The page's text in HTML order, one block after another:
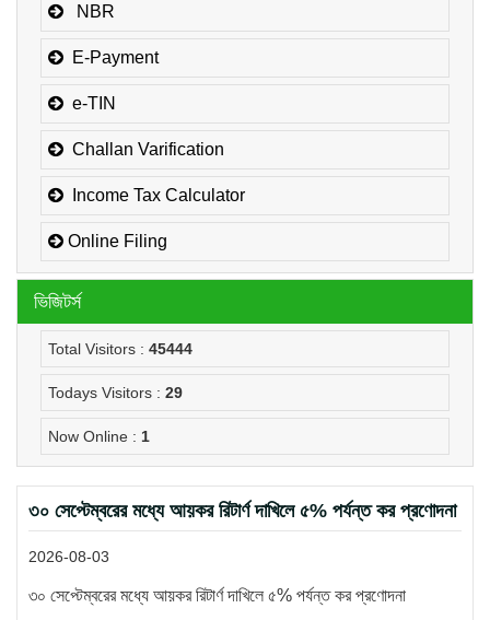
৩০ সেপ্টেম্বরের মধ্যে আয়কর রিটার্ণ দাখিলে ৫% পর্যন্ত কর প্রণোদনা
2026-08-03
৩০ সেপ্টেম্বরের মধ্যে আয়কর রিটার্ণ দাখিলে ৫% পর্যন্ত কর প্রণোদনা
কমিশনারের কার্যালয়, সার্কেল-১(কোম্পানীজ), কর অঞ্চল -ময়মনসিংহ এর
NBR
E-Payment
e-TIN
Challan Varification
Income Tax Calculator
Online Filing
ভিজিটর্স
Total Visitors : 45444
Todays Visitors : 29
Now Online : 1